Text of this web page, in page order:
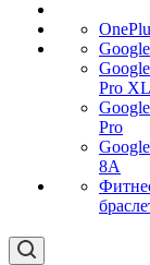
Pro XL
Pro
8A